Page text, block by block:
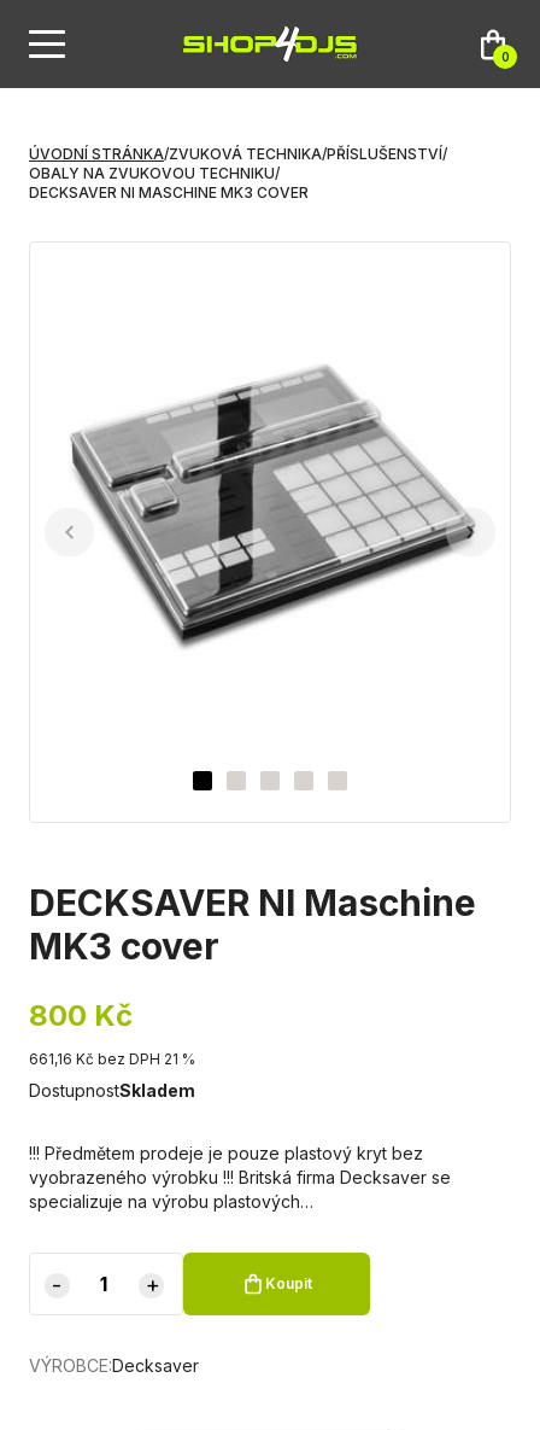
0
ÚVODNÍ STRÁNKA/ZVUKOVÁ TECHNIKA/PŘÍSLUŠENSTVÍ/
OBALY NA ZVUKOVOU TECHNIKU/
DECKSAVER NI MASCHINE MK3 COVER
DECKSAVER NI Maschine
MK3 cover
800 Kč
661,16 Kč bez DPH 21 %
DostupnostSkladem
!!! Předmětem prodeje je pouze plastový kryt bez
vyobrazeného výrobku !!! Britská firma Decksaver se
specializuje na výrobu plastových…
- + Koupit
VÝROBCE:Decksaver